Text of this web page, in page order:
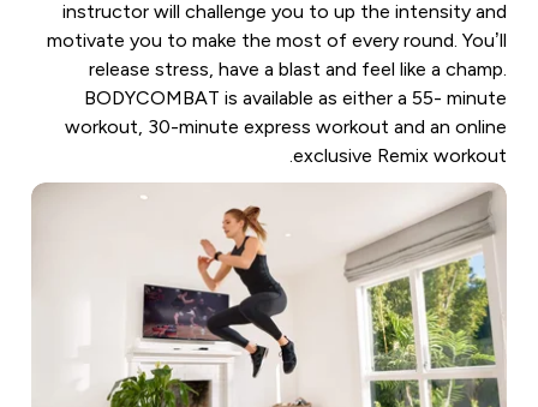
instructor will challenge you to up the intensity and
motivate you to make the most of every round. You’ll
release stress, have a blast and feel like a champ.
BODYCOMBAT is available as either a 55- minute
workout, 30-minute express workout and an online
exclusive Remix workout.